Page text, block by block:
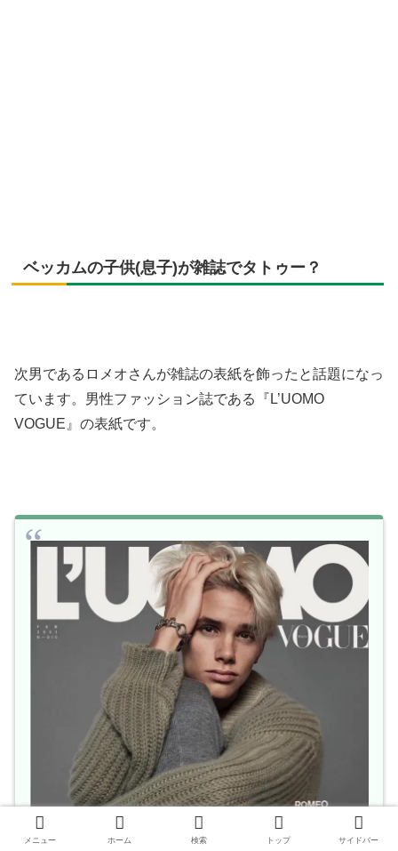
ベッカムの子供(息子)が雑誌でタトゥー？
次男であるロメオさんが雑誌の表紙を飾ったと話題になっ
ています。男性ファッション誌である『L’UOMO
VOGUE』の表紙です。
メニュー ホーム 検索 トップ サイドバー